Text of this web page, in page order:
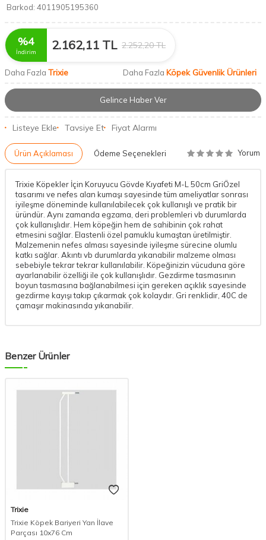
Barkod: 4011905195360
%4
İndirim 2.162,11 TL 2.252,20TL
Daha Fazla Trixie Daha Fazla Köpek Güvenlik Ürünleri
Gelince Haber Ver
Listeye Ekle Tavsiye Et Fiyat Alarmı
Ürün Açıklaması Ödeme Seçenekleri Yorum
Trixie Köpekler İçin Koruyucu Gövde Kıyafeti M-L 50cm GriÖzel
tasarımı ve nefes alan kumaşı sayesinde tüm ameliyatlar sonrası
iyileşme döneminde kullanılabilecek çok kullanışlı ve pratik bir
üründür. Aynı zamanda egzama, deri problemleri vb durumlarda
çok kullanışlıdır. Hem köpeğin hem de sahibinin çok rahat
etmesini sağlar. Elastenli özel pamuklu kumaştan üretilmiştir.
Malzemenin nefes alması sayesinde iyileşme sürecine olumlu
katkı sağlar. Akıntı vb durumlarda yıkanabilir malzeme olması
sebebiyle tekrar tekrar kullanılabilir. Köpeğinizin vücuduna göre
ayarlanabilir özelliği ile çok kullanışlıdır. Gezdirme tasmasının
boyun tasmasına bağlanabilmesi için gereken açıklık sayesinde
gezdirme kayışı takıp çıkarmak çok kolaydır. Gri renklidir, 40C de
çamaşır makinasında yıkanabilir.
Benzer Ürünler
Trixie
Trixie Köpek Bariyeri Yan İlave
Parçası 10x76 Cm